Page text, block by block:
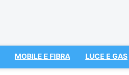
MOBILE E FIBRA LUCE E GAS